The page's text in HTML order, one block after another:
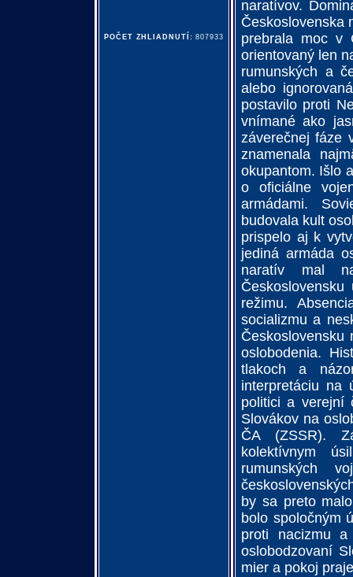
naratívov.
Československa
prebrala moc v
orientovaný len
rumunských a
alebo
postavilo proti
vnímané ako
záverečnej fáze
znamenala
okupantom. Išlo
o oficiálne
armádami.
budovala kult
prispelo aj k
jediná armáda
naratív mal
režimu.
socializmu a
Československu
oslobodenia.
tlakoch a
interpretáciu na
politici a verejní
Slovákov na
ČA (ZSSR).
kolektívnym
rumunských
by sa preto
bolo spoločným
proti nacizmu
oslobodzovaní
mier a pokoj
POČET ZHLIADNUTÍ: 807933